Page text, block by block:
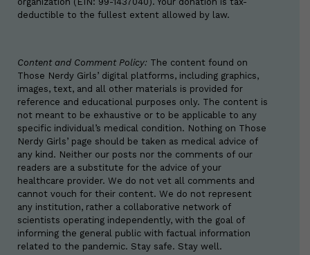
deductible to the fullest extent allowed by law.
Content and Comment Policy: The content found on
Those Nerdy Girls’ digital platforms, including graphics,
images, text, and all other materials is provided for
reference and educational purposes only. The content is
not meant to be exhaustive or to be applicable to any
specific individual’s medical condition. Nothing on Those
Nerdy Girls’ page should be taken as medical advice of
any kind. Neither our posts nor the comments of our
readers are a substitute for the advice of your
healthcare provider. We do not vet all comments and
cannot vouch for their content. We do not represent
any institution, rather a collaborative network of
scientists operating independently, with the goal of
informing the general public with factual information
related to the pandemic. Stay safe. Stay well.